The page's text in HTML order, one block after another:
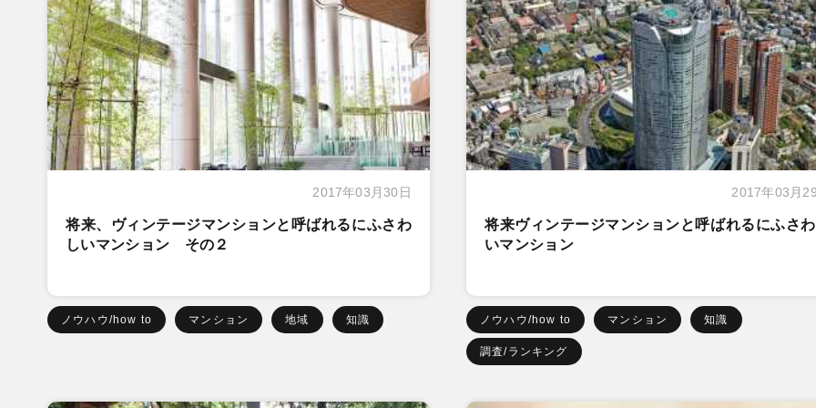
2017年03月30日
将来、ヴィンテージマンションと呼ばれるにふさわ
しいマンション その２
ノウハウ/how to マンション 地域 知識
2017年03月
将来ヴィンテージマンションと呼ばれるにふさ
いマンション
ノウハウ/how to マンション 知識
調査/ランキング